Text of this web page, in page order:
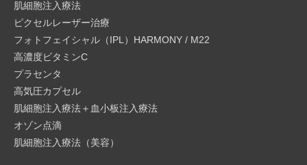
肌細胞注入療法
ピクセルレーザー治療
フォトフェイシャル（IPL）HARMONY / M22
高濃度ビタミンC
プラセンタ
高気圧カプセル
肌細胞注入療法＋血小板注入療法
オゾン点滴
肌細胞注入療法（美容）